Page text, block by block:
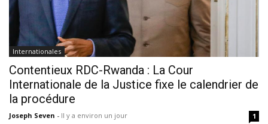
Internationales
Contentieux RDC-Rwanda : La Cour
Internationale de la Justice fixe le calendrier de
la procédure
Joseph Seven - Il y a environ un jour 1